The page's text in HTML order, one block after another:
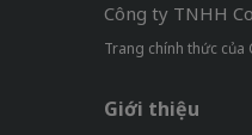
Công ty TNHH
Trang chính thức của
Giới thiệu